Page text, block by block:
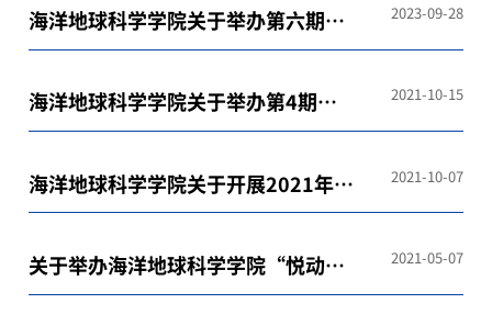
海洋地球科学学院关于举办第六期
“青马工程”暨学生骨干培训班的通
知
2023-09-28
海洋地球科学学院关于举办第4期
“青马工程”暨学生骨干培训班的通
知
2021-10-15
海洋地球科学学院关于开展2021年度
团建领航项目立项工作的通知
2021-10-07
关于举办海洋地球科学学院“悦动地
心 悦享青春”525心理健康节的通知
2021-05-07